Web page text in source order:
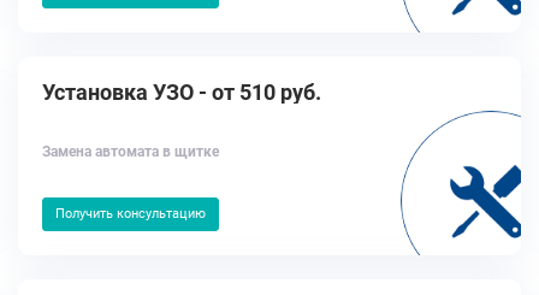
Установка УЗО - от 510 руб.
Замена автомата в щитке
Получить консультацию